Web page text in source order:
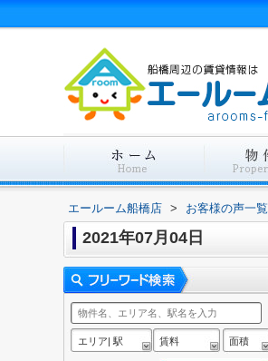
エールーム船橋店 > お客様の声一覧
2021年07月04日
エリア| 駅 賃料 面積